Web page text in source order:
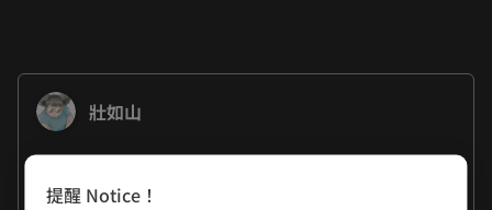
壯如山
胖胖的就這麼可愛瘦下來還得了
提醒 Notice！